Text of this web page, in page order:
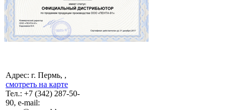
Адрес: г. Пермь, ,
смотреть на карте
Тел.: +7 (342) 287-50-
90, e-mail: